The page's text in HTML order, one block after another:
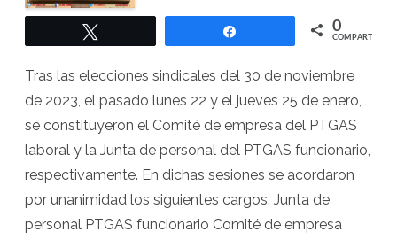
0
COMPARTIR
Tras las elecciones sindicales del 30 de noviembre
de 2023, el pasado lunes 22 y el jueves 25 de enero,
se constituyeron el Comité de empresa del PTGAS
laboral y la Junta de personal del PTGAS funcionario,
respectivamente. En dichas sesiones se acordaron
por unanimidad los siguientes cargos: Junta de
personal PTGAS funcionario Comité de empresa